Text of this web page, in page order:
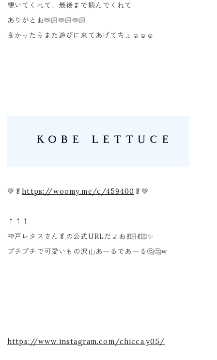
覗いてくれて、最後まで読んでくれて
ありがとお🫶🏻🫶🏻🫶🏻
良かったらまた遊びに来てあげてちょ☺️☺️☺️
💚🥬https://woomy.me/c/459400 🥬💚
↑↑↑
神戸レタスさん🥬の公式URLだよお💃🏻💃🏻✨
プチプチで可愛いもの沢山あーるであーる🤔🤔w
https://www.instagram.com/chicca.y05/